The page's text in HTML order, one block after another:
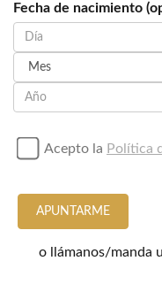
Fecha de nacimiento
Acepto la Política
APUNTARME
o llámanos/manda